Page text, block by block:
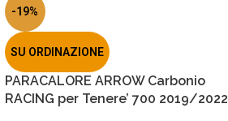
-19%
SU ORDINAZIONE
PARACALORE ARROW Carbonio
RACING per Tenere’ 700 2019/2022